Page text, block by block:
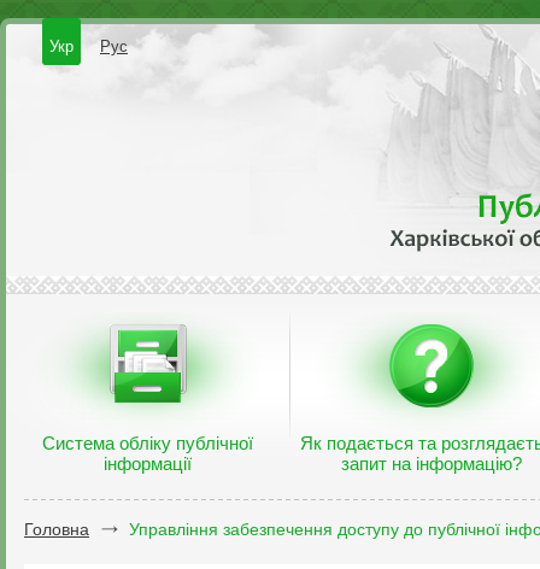
Укр Рус
Система обліку публічної
інформації
Як подається та
запит на інформацію?
Головна Управління забезпечення доступу до публічної